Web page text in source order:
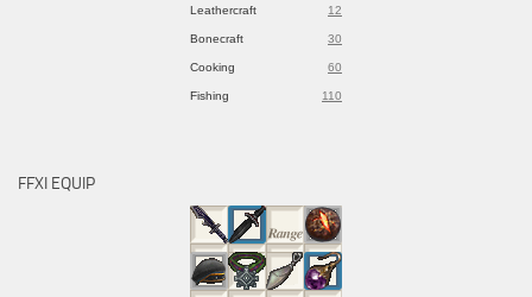
Leathercraft 12
Bonecraft 30
Cooking 60
Fishing 110
FFXI EQUIP